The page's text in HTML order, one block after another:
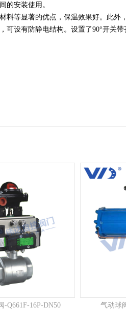
的安装使用。
等显著的优点，保温效果好。此外
设有防静电结构。设置了90°开关
-Q661F-16P-DN50 气动球